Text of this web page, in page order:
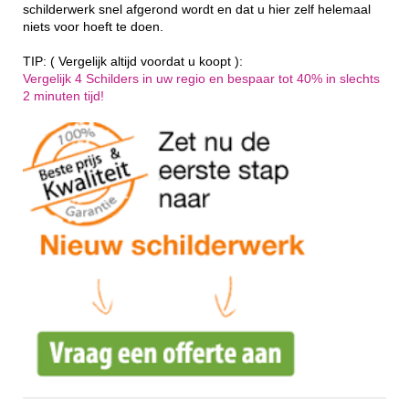
schilderwerk snel afgerond wordt en dat u hier zelf helemaal
niets voor hoeft te doen.
TIP: ( Vergelijk altijd voordat u koopt ):
Vergelijk 4 Schilders in uw regio en bespaar tot 40% in slechts
2 minuten tijd!